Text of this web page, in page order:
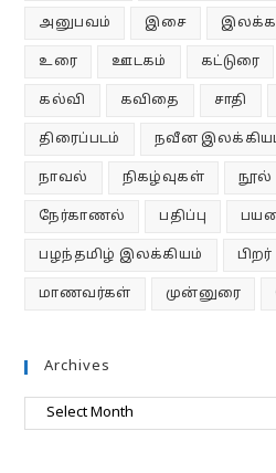
அனுபவம் இசை
உரை ஊடகம் கட்டுரை
கல்வி கவிதை சாதி
திரைப்படம் நவீன
நாவல் நிகழ்வுகள் நூல்
நேர்காணல் பதிப்பு
பழந்தமிழ் இலக்கியம்
மாணவர்கள் முன்னுரை
Archives
Archives